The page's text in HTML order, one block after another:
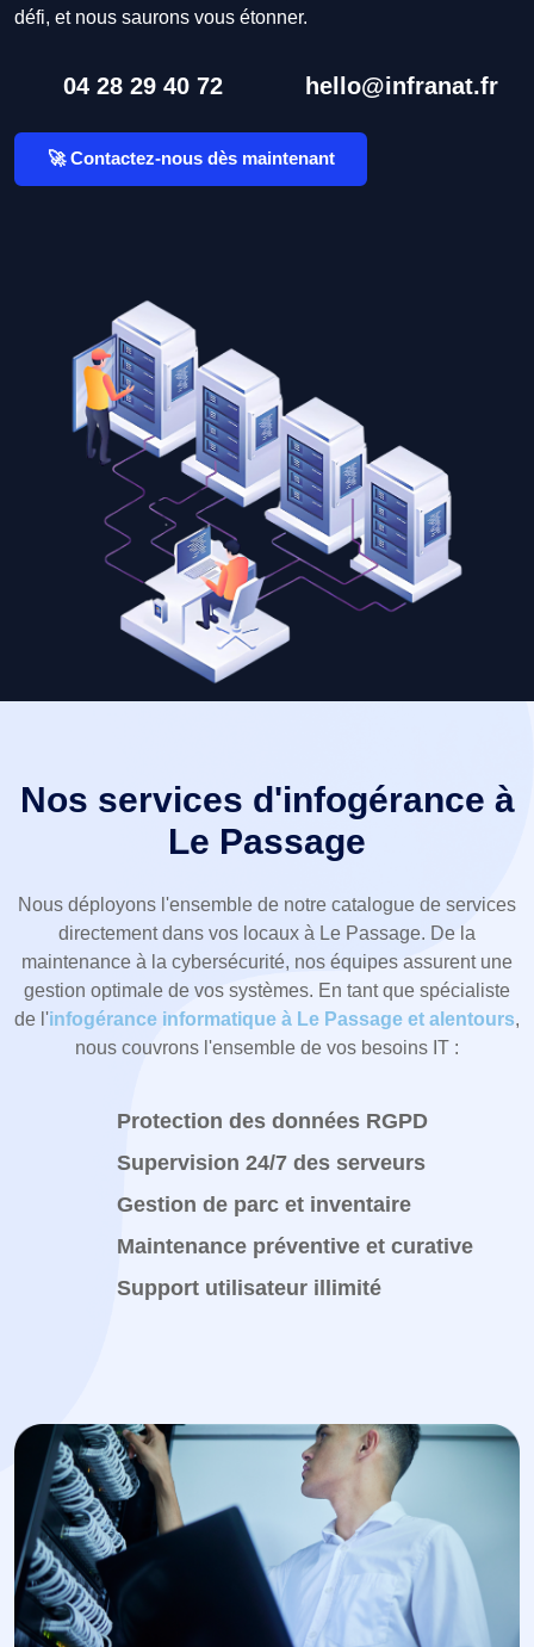
défi, et nous saurons vous étonner.
04 28 29 40 72 hello@infranat.fr
🚀 Contactez-nous dès maintenant
Nos services d'infogérance à
Le Passage
Nous déployons l'ensemble de notre catalogue de services
directement dans vos locaux à Le Passage. De la
maintenance à la cybersécurité, nos équipes assurent une
gestion optimale de vos systèmes. En tant que spécialiste
de l'infogérance informatique à Le Passage et alentours,
nous couvrons l'ensemble de vos besoins IT :
Protection des données RGPD
Supervision 24/7 des serveurs
Gestion de parc et inventaire
Maintenance préventive et curative
Support utilisateur illimité